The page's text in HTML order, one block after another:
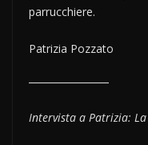
parrucchiere.
Patrizia Pozzato
Intervista a Patrizia: